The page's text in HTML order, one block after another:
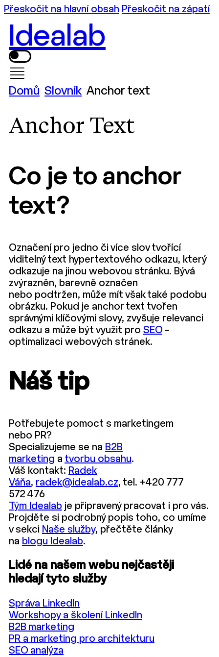
Přeskočit na hlavní obsah Přeskočit na zápatí
Idealab
Domů Slovník Anchor text
Anchor Text
Co je to anchor
text?
Označení pro jedno či více slov tvořící
viditelný text hypertextového odkazu, který
odkazuje na jinou webovou stránku. Bývá
zvýrazněn, barevně označen
nebo podtržen, může mít však také podobu
obrázku. Pokud je anchor text tvořen
správnými klíčovými slovy, zvyšuje relevanci
odkazu a může být využit pro SEO –
optimalizaci webových stránek.
Náš tip
Potřebujete pomoct s marketingem
nebo PR?
Specializujeme se na B2B
marketing a tvorbu obsahu.
Váš kontakt: Radek
Váňa, radek@idealab.cz, tel. +420 777
572 476
Tým Idealab je připravený pracovat i pro vás.
Projděte si podrobný popis toho, co umíme
v sekci Naše služby, přečtěte články
na blogu Idealab.
Lidé na našem webu nejčastěji
hledají tyto služby
Správa LinkedIn
Workshopy a školení LinkedIn
B2B marketing
PR a marketing pro architekturu
SEO analýza